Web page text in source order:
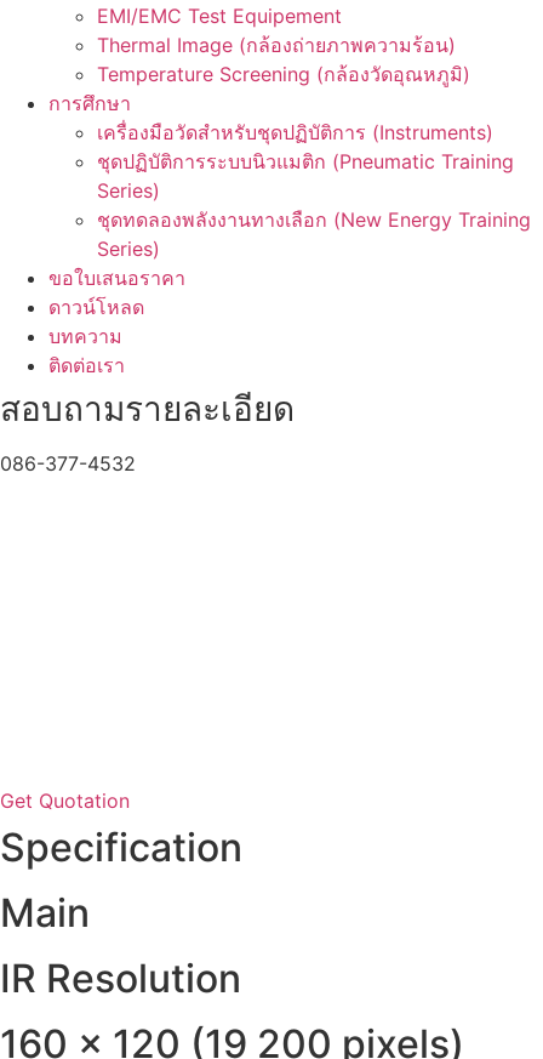
EMI/EMC Test Equipement
Thermal Image (กล้องถ่ายภาพความร้อน)
Temperature Screening (กล้องวัดอุณหภูมิ)
การศึกษา
เครื่องมือวัดสำหรับชุดปฏิบัติการ (Instruments)
ชุดปฏิบัติการระบบนิวแมติก (Pneumatic Training
Series)
ชุดทดลองพลังงานทางเลือก (New Energy Training
Series)
ขอใบเสนอราคา
ดาวน์โหลด
บทความ
ติดต่อเรา
สอบถามรายละเอียด
086-377-4532
Get Quotation
Specification
Main
IR Resolution
160 × 120 (19 200 pixels)